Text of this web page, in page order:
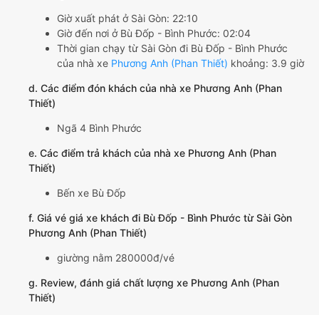
Giờ xuất phát ở Sài Gòn: 22:10
Giờ đến nơi ở Bù Đốp - Bình Phước: 02:04
Thời gian chạy từ Sài Gòn đi Bù Đốp - Bình Phước
của nhà xe Phương Anh (Phan Thiết) khoảng: 3.9 giờ
d. Các điểm đón khách của nhà xe Phương Anh (Phan
Thiết)
Ngã 4 Bình Phước
e. Các điểm trả khách của nhà xe Phương Anh (Phan
Thiết)
Bến xe Bù Đốp
f. Giá vé giá xe khách đi Bù Đốp - Bình Phước từ Sài Gòn
Phương Anh (Phan Thiết)
giường nằm 280000đ/vé
g. Review, đánh giá chất lượng xe Phương Anh (Phan
Thiết)